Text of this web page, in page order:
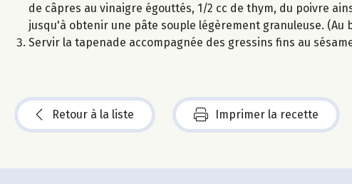
de câpres au vinaigre égouttés, 1/2 cc de thym, du poivre
jusqu'à obtenir une pâte souple légèrement granuleuse.
Servir la tapenade accompagnée des gressins fins au
Retour à la liste Imprimer la recette